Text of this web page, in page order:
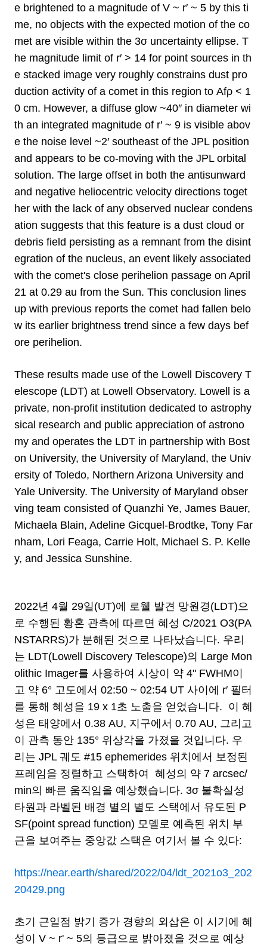
e brightened to a magnitude of V ~ r′ ~ 5 by this ti
me, no objects with the expected motion of the co
met are visible within the 3σ uncertainty ellipse. T
he magnitude limit of r′ > 14 for point sources in th
e stacked image very roughly constrains dust pro
duction activity of a comet in this region to Afρ < 1
0 cm. However, a diffuse glow ~40″ in diameter wi
th an integrated magnitude of r′ ~ 9 is visible abov
e the noise level ~2′ southeast of the JPL position
and appears to be co-moving with the JPL orbital
solution. The large offset in both the antisunward
and negative heliocentric velocity directions toget
her with the lack of any observed nuclear condens
ation suggests that this feature is a dust cloud or
debris field persisting as a remnant from the disint
egration of the nucleus, an event likely associated
with the comet's close perihelion passage on April
21 at 0.29 au from the Sun. This conclusion lines
up with previous reports the comet had fallen belo
w its earlier brightness trend since a few days bef
ore perihelion.
These results made use of the Lowell Discovery T
elescope (LDT) at Lowell Observatory. Lowell is a
private, non-profit institution dedicated to astrophy
sical research and public appreciation of astrono
my and operates the LDT in partnership with Bost
on University, the University of Maryland, the Univ
ersity of Toledo, Northern Arizona University and
Yale University. The University of Maryland obser
ving team consisted of Quanzhi Ye, James Bauer,
Michaela Blain, Adeline Gicquel-Brodtke, Tony Far
nham, Lori Feaga, Carrie Holt, Michael S. P. Kelle
y, and Jessica Sunshine.
2022년 4월 29일(UT)에 로웰 발견 망원경(LDT)으
로 수행된 황혼 관측에 따르면 혜성 C/2021 O3(PA
NSTARRS)가 분해된 것으로 나타났습니다. 우리
는 LDT(Lowell Discovery Telescope)의 Large Mon
olithic Imager를 사용하여 시상이 약 4" FWHM이
고 약 6° 고도에서 02:50 ~ 02:54 UT 사이에 r′ 필터
를 통해 혜성을 19 x 1초 노출을 얻었습니다. 이 혜
성은 태양에서 0.38 AU, 지구에서 0.70 AU, 그리고
이 관측 동안 135° 위상각을 가졌을 것입니다. 우
리는 JPL 궤도 #15 ephemerides 위치에서 보정된
프레임을 정렬하고 스택하여 혜성의 약 7 arcsec/
min의 빠른 움직임을 예상했습니다. 3σ 불확실성
타원과 라벨된 배경 별의 별도 스택에서 유도된 P
SF(point spread function) 모델로 예측된 위치 부
근을 보여주는 중앙값 스택은 여기서 볼 수 있다:
https://near.earth/shared/2022/04/ldt_2021o3_202
20429.png
초기 근일점 밝기 증가 경향의 외삽은 이 시기에 혜
성이 V ~ r' ~ 5의 등급으로 밝아졌을 것으로 예상